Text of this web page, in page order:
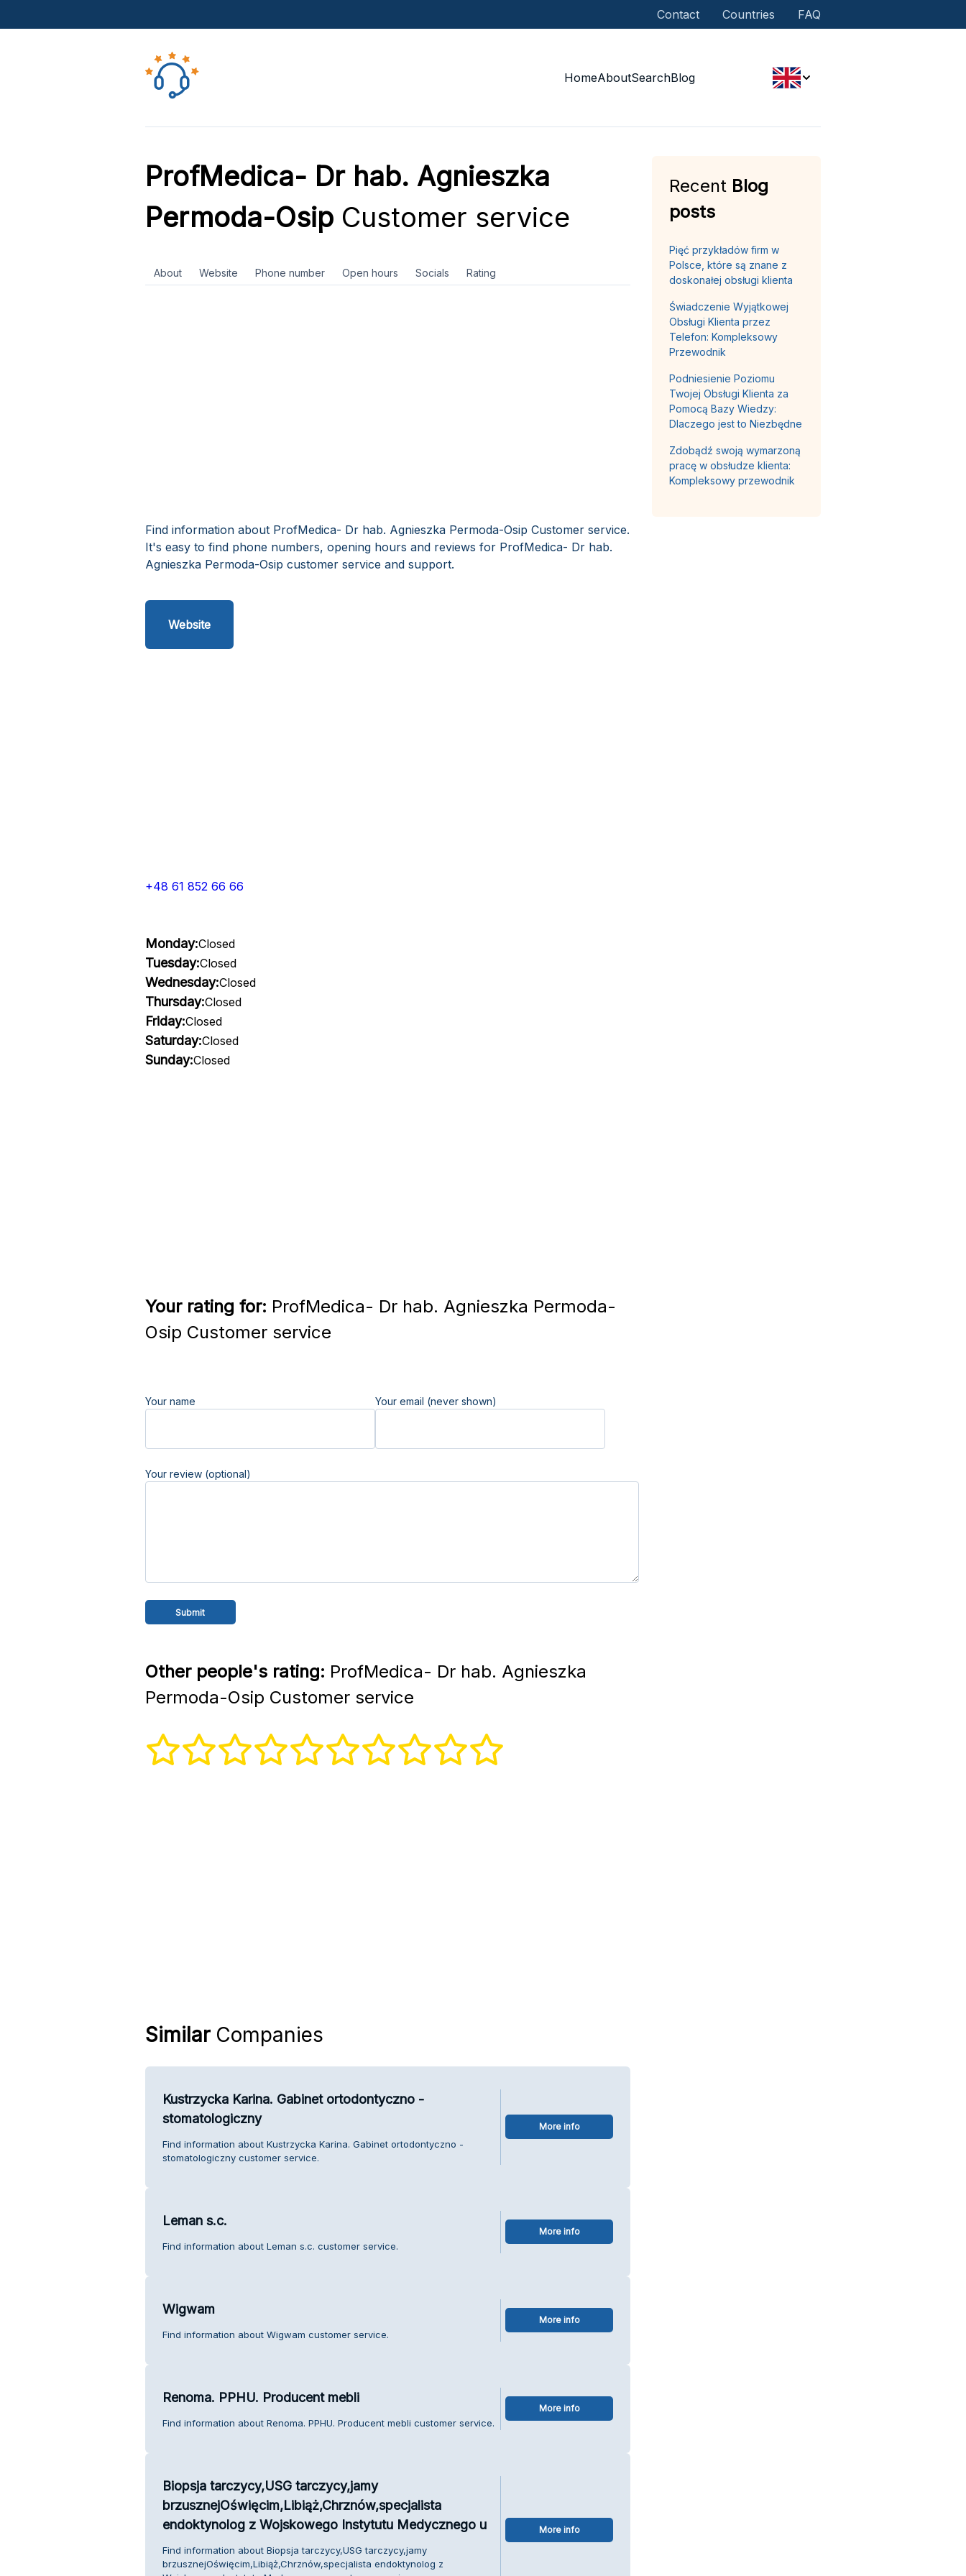
Contact Countries FAQ
HomeAboutSearchBlog
ProfMedica- Dr hab. Agnieszka
Permoda-OsipCustomer service
About Website Phone number Open hours Socials Rating
Find information about ProfMedica- Dr hab. Agnieszka Permoda-Osip Customer service.
It's easy to find phone numbers, opening hours and reviews for ProfMedica- Dr hab.
Agnieszka Permoda-Osip customer service and support.
Website
+48 61 852 66 66
Monday:Closed
Tuesday:Closed
Wednesday:Closed
Thursday:Closed
Friday:Closed
Saturday:Closed
Sunday:Closed
Your rating for: ProfMedica- Dr hab. Agnieszka Permoda-
Osip Customer service
Your name Your email (never shown)
Your review (optional)
Other people's rating: ProfMedica- Dr hab. Agnieszka
Permoda-Osip Customer service
SimilarCompanies
Kustrzycka Karina. Gabinet ortodontyczno -
stomatologiczny
Find information about Kustrzycka Karina. Gabinet ortodontyczno -
stomatologiczny customer service.
More info
Leman s.c.
Find information about Leman s.c. customer service.
More info
Wigwam
Find information about Wigwam customer service.
More info
Renoma. PPHU. Producent mebli
Find information about Renoma. PPHU. Producent mebli customer service.
More info
Biopsja tarczycy,USG tarczycy,jamy
brzusznejOświęcim,Libiąż,Chrznów,specjalista
endoktynolog z Wojskowego Instytutu Medycznego u
Find information about Biopsja tarczycy,USG tarczycy,jamy
brzusznejOświęcim,Libiąż,Chrznów,specjalista endoktynolog z
More info
Recent Blog
posts
Pięć przykładów firm w
Polsce, które są znane z
doskonałej obsługi klienta
Świadczenie Wyjątkowej
Obsługi Klienta przez
Telefon: Kompleksowy
Przewodnik
Podniesienie Poziomu
Twojej Obsługi Klienta za
Pomocą Bazy Wiedzy:
Dlaczego jest to Niezbędne
Zdobądź swoją wymarzoną
pracę w obsłudze klienta:
Kompleksowy przewodnik